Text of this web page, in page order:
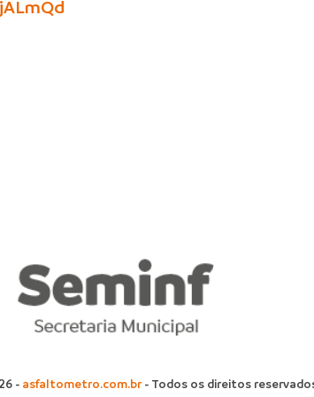
- asfaltometro.com.br- Todos os direitos